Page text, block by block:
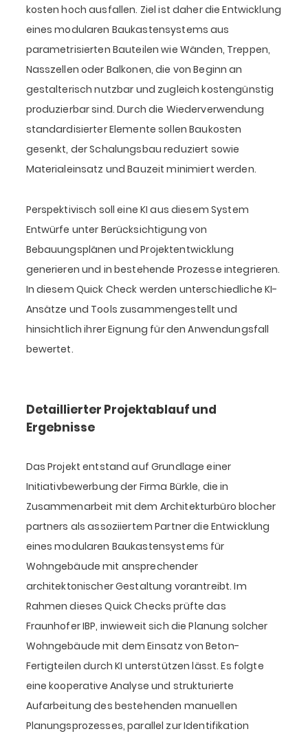
kosten hoch ausfallen. Ziel ist daher die Entwicklung
eines modularen Baukastensystems aus
parametrisierten Bauteilen wie Wänden, Treppen,
Nasszellen oder Balkonen, die von Beginn an
gestalterisch nutzbar und zugleich kostengünstig
produzierbar sind. Durch die Wiederverwendung
standardisierter Elemente sollen Baukosten
gesenkt, der Schalungsbau reduziert sowie
Materialeinsatz und Bauzeit minimiert werden.
Perspektivisch soll eine KI aus diesem System
Entwürfe unter Berücksichtigung von
Bebauungsplänen und Projektentwicklung
generieren und in bestehende Prozesse integrieren.
In diesem Quick Check werden unterschiedliche KI-
Ansätze und Tools zusammengestellt und
hinsichtlich ihrer Eignung für den Anwendungsfall
bewertet.
Detaillierter Projektablauf und
Ergebnisse
Das Projekt entstand auf Grundlage einer
Initiativbewerbung der Firma Bürkle, die in
Zusammenarbeit mit dem Architekturbüro blocher
partners als assoziiertem Partner die Entwicklung
eines modularen Baukastensystems für
Wohngebäude mit ansprechender
architektonischer Gestaltung vorantreibt. Im
Rahmen dieses Quick Checks prüfte das
Fraunhofer IBP, inwieweit sich die Planung solcher
Wohngebäude mit dem Einsatz von Beton-
Fertigteilen durch KI unterstützen lässt. Es folgte
eine kooperative Analyse und strukturierte
Aufarbeitung des bestehenden manuellen
Planungsprozesses, parallel zur Identifikation